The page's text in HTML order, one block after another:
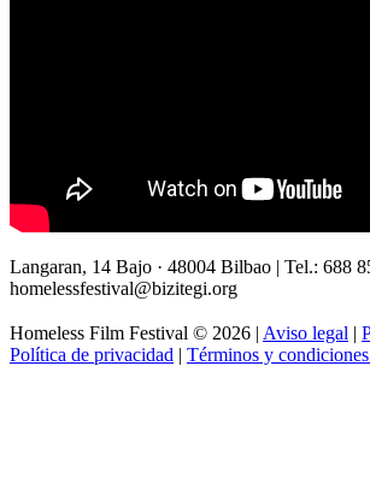
Langaran, 14 Bajo · 48004 Bilbao | Tel.: 688
homelessfestival@bizitegi.org
Homeless Film Festival © 2026 | Aviso legal |
Política de privacidad | Términos y